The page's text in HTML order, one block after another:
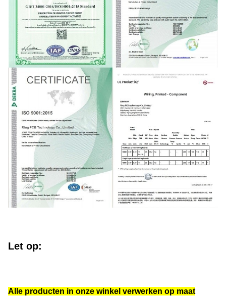
Let op:
Alle producten in onze winkel verwerken op maat